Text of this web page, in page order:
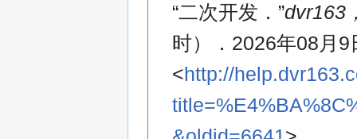
“二次开发．”dvr163
时）．2026年08月9
<http://